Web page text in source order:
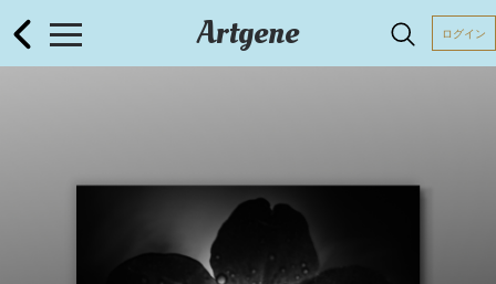
Artgene ログイン